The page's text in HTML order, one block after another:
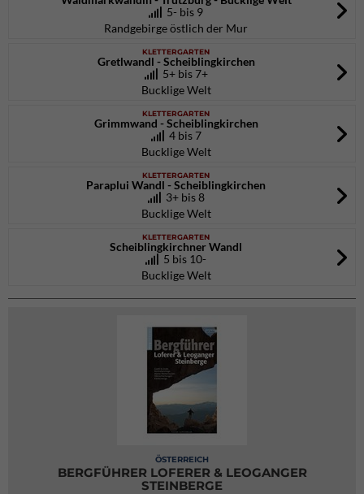
5- bis 9
Randgebirge östlich der Mur
KLETTERGARTEN
Gretlwandl - Scheiblingkirchen
5+ bis 7+
Bucklige Welt
KLETTERGARTEN
Grimmwand - Scheiblingkirchen
4 bis 7
Bucklige Welt
KLETTERGARTEN
Paraplui Wandl - Scheiblingkirchen
3+ bis 8
Bucklige Welt
KLETTERGARTEN
Scheiblingkirchner Wandl
5 bis 10-
Bucklige Welt
ÖSTERREICH
BERGFÜHRER LOFERER & LEOGANGER
STEINBERGE